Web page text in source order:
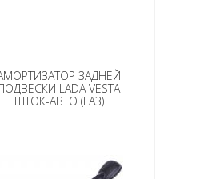
ЗАДНЕЙ
LADA VESTA
ШТОК-АВТО (ГАЗ)